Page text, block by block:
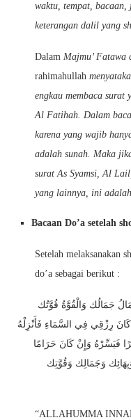
waktu, tempat,
keterangan dalil yang
Dalam Majmu’ Fatawa
rahimahullah
engkau membaca surat
Al Fatihah. Dalam
karena yang wajib
adalah sunah. Maka
surat As Syamsi, Al
yang lainnya, ini
Bacaan Do’a setelah
Setelah melaksanakan
do’a sebagai berikut :
جَمَالُك وَالْقُوَّةُ قُوَّتُك
رِزْقِي فِي السَّمَاءِ فَأَنْزِلْهُ
فَيَسِّرْهُ وَإِنْ كَانَ حَرَامًا
وَجَمَالِك وَقُوَّتِك
“ALLAHUMMA